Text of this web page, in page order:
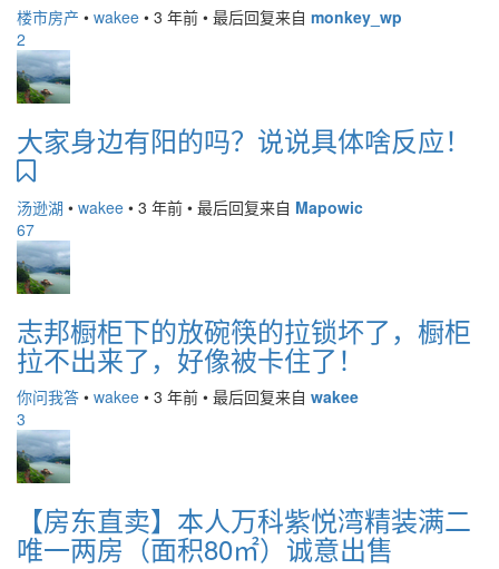
楼市房产 • wakee • 3 年前 • 最后回复来自 monkey_wp
2
大家身边有阳的吗？说说具体啥反应！
汤逊湖 • wakee • 3 年前 • 最后回复来自 Mapowic
67
志邦橱柜下的放碗筷的拉锁坏了，橱柜
拉不出来了，好像被卡住了！
你问我答 • wakee • 3 年前 • 最后回复来自 wakee
3
【房东直卖】本人万科紫悦湾精装满二
唯一两房（面积80㎡）诚意出售